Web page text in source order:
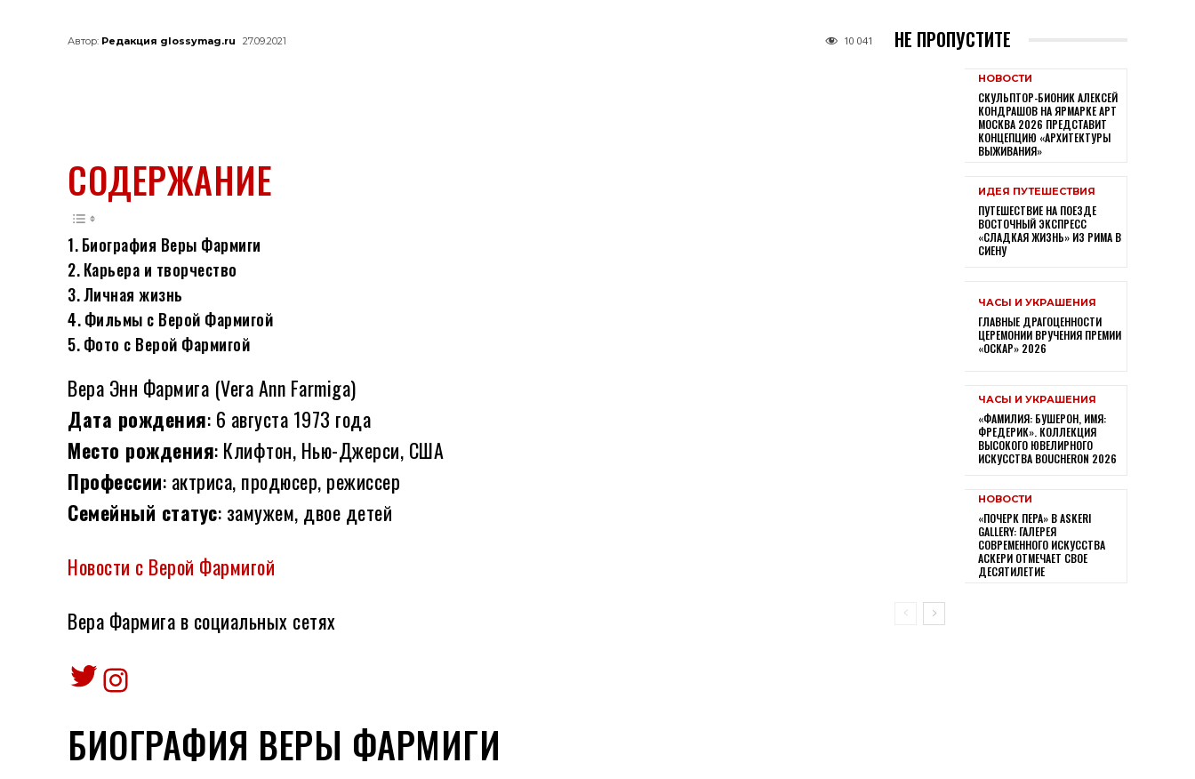
Автор: Редакция glossymag.ru 27.09.2021 10 041
СОДЕРЖАНИЕ
Биография Веры Фармиги
Карьера и творчество
Личная жизнь
Фильмы с Верой Фармигой
Фото с Верой Фармигой
Вера Энн Фармига (Vera Ann Farmiga)
Дата рождения: 6 августа 1973 года
Место рождения: Клифтон, Нью-Джерси, США
Профессии: актриса, продюсер, режиссер
Семейный статус: замужем, двое детей
Новости с Верой Фармигой
Вера Фармига в социальных сетях
Twitter Instagram
БИОГРАФИЯ ВЕРЫ ФАРМИГИ
НЕ ПРОПУСТИТЕ
НОВОСТИ
СКУЛЬПТОР-БИОНИК АЛЕКСЕЙ
КОНДРАШОВ НА ЯРМАРКЕ АРТ
МОСКВА 2026 ПРЕДСТАВИТ
КОНЦЕПЦИЮ «АРХИТЕКТУРЫ
ВЫЖИВАНИЯ»
ИДЕЯ ПУТЕШЕСТВИЯ
ПУТЕШЕСТВИЕ НА ПОЕЗДЕ
ВОСТОЧНЫЙ ЭКСПРЕСС
«СЛАДКАЯ ЖИЗНЬ» ИЗ РИМА В
СИЕНУ
ЧАСЫ И УКРАШЕНИЯ
ГЛАВНЫЕ ДРАГОЦЕННОСТИ
ЦЕРЕМОНИИ ВРУЧЕНИЯ ПРЕМИИ
«ОСКАР» 2026
ЧАСЫ И УКРАШЕНИЯ
«ФАМИЛИЯ: БУШЕРОН, ИМЯ:
ФРЕДЕРИК». КОЛЛЕКЦИЯ
ВЫСОКОГО ЮВЕЛИРНОГО
ИСКУССТВА BOUCHERON 2026
НОВОСТИ
«ПОЧЕРК ПЕРА» В ASKERI
GALLERY: ГАЛЕРЕЯ
СОВРЕМЕННОГО ИСКУССТВА
АСКЕРИ ОТМЕЧАЕТ СВОЕ
ДЕСЯТИЛЕТИЕ